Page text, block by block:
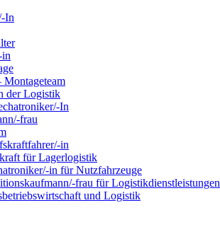
In
in
Montageteam
der Logistik
In
frau
in
für Lagerlogistik
in für Nutzfahrzeuge
frau für Logistikdienstleistungen
und Logistik